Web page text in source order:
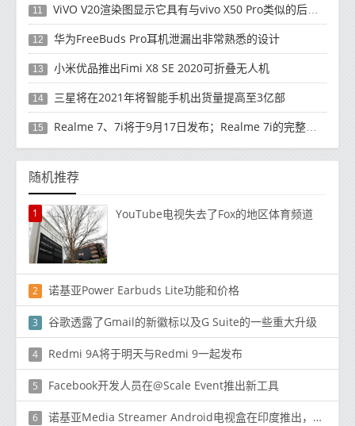
11 ViVO V20渲染图显示它具有与vivo X50 Pro类似的后部设计
12 华为FreeBuds Pro耳机泄漏出非常熟悉的设计
13 小米优品推出Fimi X8 SE 2020可折叠无人机
14 三星将在2021年将智能手机出货量提高至3亿部
15 Realme 7、7i将于9月17日发布；Realme 7i的完整规格并导致泄漏
随机推荐
1 YouTube电视失去了Fox的地区体育频道
2 诺基亚Power Earbuds Lite功能和价格
3 谷歌透露了Gmail的新徽标以及G Suite的一些重大升级
4 Redmi 9A将于明天与Redmi 9一起发布
5 Facebook开发人员在@Scale Event推出新工具
6 诺基亚Media Streamer Android电视盒在印度推出，价格为₹3,499（〜$ 46）